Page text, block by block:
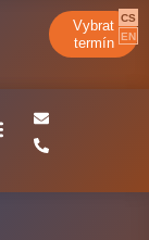
Vybrat
termín
CS
EN